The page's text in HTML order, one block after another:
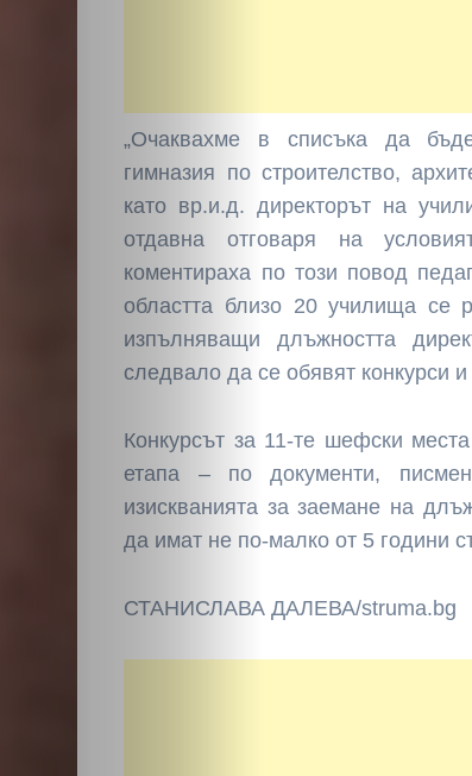
НАЧАЛО
Политика
Разследване
Спорт
Скандали
Култура
Светско
Крими
„Очаквахме в списъка да
гимназия по строителство,
като вр.и.д. директорът на
отдавна отговаря на
коментираха по този повод
областта близо 20 училища се
изпълняващи длъжността
следвало да се обявят конкурси
Конкурсът за 11-те шефски
етапа – по документи,
изискванията за заемане на
да имат не по-малко от 5 години
СТАНИСЛАВА ДАЛЕВА/struma.bg